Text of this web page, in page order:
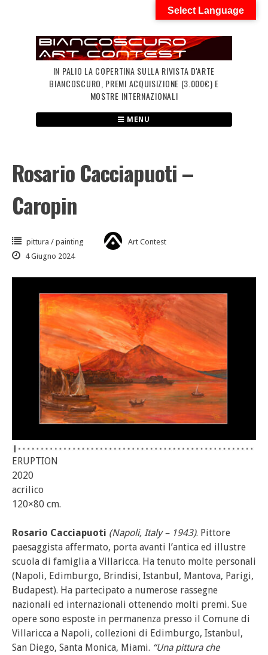
IN PALIO LA COPERTINA SULLA RIVISTA D'ARTE
BIANCOSCURO, PREMI ACQUISIZIONE (3.000€) E
MOSTRE INTERNAZIONALI
MENU
Rosario Cacciapuoti –
Caropin
pittura / painting
Art Contest
4 Giugno 2024
ERUPTION
2020
acrilico
120×80 cm.
Rosario Cacciapuoti (Napoli, Italy – 1943). Pittore
paesaggista affermato, porta avanti l’antica ed illustre
scuola di famiglia a Villaricca. Ha tenuto molte personali
(Napoli, Edimburgo, Brindisi, Istanbul, Mantova, Parigi,
Budapest). Ha partecipato a numerose rassegne
nazionali ed internazionali ottenendo molti premi. Sue
opere sono esposte in permanenza presso il Comune di
Villaricca a Napoli, collezioni di Edimburgo, Istanbul,
San Diego, Santa Monica, Miami. “Una pittura che
Select Language